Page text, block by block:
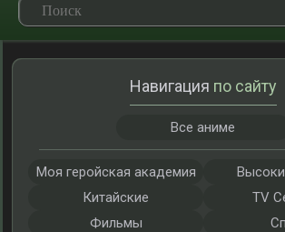
Навигация по сайту
Все аниме
Моя геройская академия
Китайские
TV
Фильмы